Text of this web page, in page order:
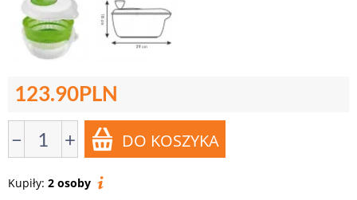
123.90PLN
− +
Kupiły: 2 osoby